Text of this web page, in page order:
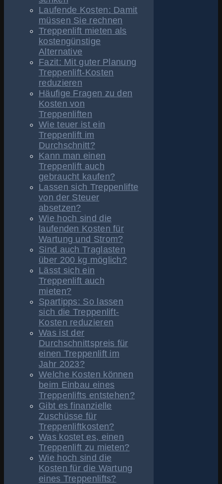
Laufende Kosten: Damit
müssen Sie rechnen
Treppenlift mieten als
kostengünstige
Alternative
Fazit: Mit guter Planung
Treppenlift-Kosten
reduzieren
Häufige Fragen zu den
Kosten von
Treppenliften
Wie teuer ist ein
Treppenlift im
Durchschnitt?
Kann man einen
Treppenlift auch
gebraucht kaufen?
Lassen sich Treppenlifte
von der Steuer
absetzen?
Wie hoch sind die
laufenden Kosten für
Wartung und Strom?
Sind auch Traglasten
über 200 kg möglich?
Lässt sich ein
Treppenlift auch
mieten?
Spartipps: So lassen
sich die Treppenlift-
Kosten reduzieren
Was ist der
Durchschnittspreis für
einen Treppenlift im
Jahr 2023?
Welche Kosten können
beim Einbau eines
Treppenlifts entstehen?
Gibt es finanzielle
Zuschüsse für
Treppenliftkosten?
Was kostet es, einen
Treppenlift zu mieten?
Wie hoch sind die
Kosten für die Wartung
eines Treppenlifts?